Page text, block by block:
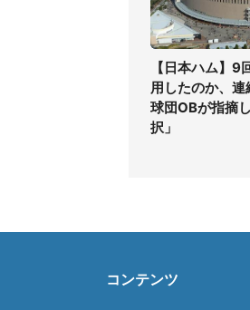
【日本ハム】9
用したのか、
球団OBが指摘
択」
コンテンツ